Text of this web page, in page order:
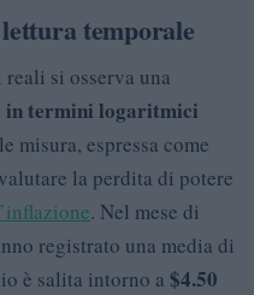
temporale
si osserva una
in termini logaritmici
misura, espressa come
la perdita di potere
. Nel mese di
registrato una media di
è salita intorno a $4.50